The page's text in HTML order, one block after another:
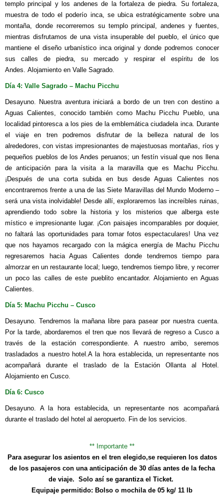
templo principal y los andenes de la fortaleza de piedra. Su fortaleza,
muestra de todo el poderío inca, se ubica estratégicamente sobre una
montaña, donde recorreremos su templo principal, andenes y fuentes,
mientras disfrutamos de una vista insuperable del pueblo, el único que
mantiene el diseño urbanístico inca original y donde podremos conocer
sus calles de piedra, su mercado y respirar el espíritu de los
Andes. Alojamiento en Valle Sagrado.
Día 4: Valle Sagrado – Machu Picchu
Desayuno. Nuestra aventura iniciará a bordo de un tren con destino a
Aguas Calientes, conocido también como Machu Picchu Pueblo, una
localidad pintoresca a los pies de la emblemática ciudadela inca. Durante
el viaje en tren podremos disfrutar de la belleza natural de los
alrededores, con vistas impresionantes de majestuosas montañas, ríos y
pequeños pueblos de los Andes peruanos; un festín visual que nos llena
de anticipación para la visita a la maravilla que es Machu Picchu.
¡Después de una corta subida en bus desde Aguas Calientes nos
encontraremos frente a una de las Siete Maravillas del Mundo Moderno –
será una vista inolvidable! Desde allí, exploraremos las increíbles ruinas,
aprendiendo todo sobre la historia y los misterios que alberga este
místico e impresionante lugar. ¡Con paisajes incomparables por doquier,
no faltará las oportunidades para tomar fotos espectaculares! Una vez
que nos hayamos recargado con la mágica energía de Machu Picchu
regresaremos hacia Aguas Calientes donde tendremos tiempo para
almorzar en un restaurante local; luego, tendremos tiempo libre, y recorrer
un poco las calles de este pueblito encantador. Alojamiento en Aguas
Calientes.
Día 5: Machu Picchu – Cusco
Desayuno. Tendremos la mañana libre para pasear por nuestra cuenta.
Por la tarde, abordaremos el tren que nos llevará de regreso a Cusco a
través de la estación correspondiente. A nuestro arribo, seremos
trasladados a nuestro hotel.A la hora establecida, un representante nos
acompañará durante el traslado de la Estación Ollanta al Hotel.
Alojamiento en Cusco.
Día 6: Cusco
Desayuno. A la hora establecida, un representante nos acompañará
durante el traslado del hotel al aeropuerto. Fin de los servicios.
** Importante **
Para asegurar los asientos en el tren elegido,se requieren los datos
de los pasajeros con una anticipación de 30 días antes de la fecha
de viaje. Solo así se garantiza el Ticket.
Equipaje permitido: Bolso o mochila de 05 kg/ 11 lb